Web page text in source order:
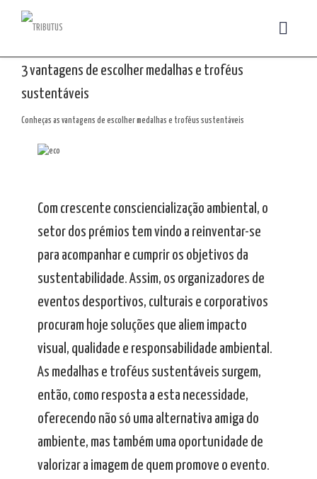
3 vantagens de escolher medalhas e troféus
sustentáveis
Conheças as vantagens de escolher medalhas e troféus sustentáveis
Com crescente consciencialização ambiental, o
setor dos prémios tem vindo a reinventar-se
para acompanhar e cumprir os objetivos da
sustentabilidade. Assim, os organizadores de
eventos desportivos, culturais e corporativos
procuram hoje soluções que aliem impacto
visual, qualidade e responsabilidade ambiental.
As medalhas e troféus sustentáveis surgem,
então, como resposta a esta necessidade,
oferecendo não só uma alternativa amiga do
ambiente, mas também uma oportunidade de
valorizar a imagem de quem promove o evento.